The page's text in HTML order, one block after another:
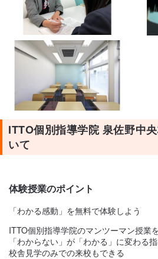
ITTO個別指導学院 泉佐野中
いて
体験授業のポイント
「わかる感動」を無料で体験しよう
ITTO個別指導学院のマンツーマン授業
「わからない」が「わかる」に変わる
校舎見学のみでの来校もできる